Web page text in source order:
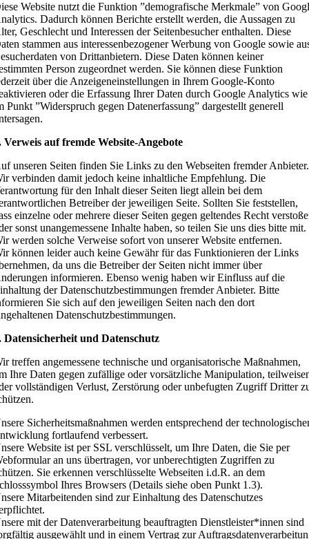
Website nutzt die Funktion ”demografische Merkmale” von
Dadurch können Berichte erstellt werden, die Aussagen zu
Geschlecht und Interessen der Seitenbesucher enthalten. Diese
stammen aus interessenbezogener Werbung von Google sowie
von Drittanbietern. Diese Daten können keiner
Person zugeordnet werden. Sie können diese Funktion
über die Anzeigeneinstellungen in Ihrem Google-Konto
oder die Erfassung Ihrer Daten durch Google Analytics wie
Punkt ”Widerspruch gegen Datenerfassung” dargestellt generell
Verweis auf fremde Website-Angebote
unseren Seiten finden Sie Links zu den Webseiten fremder Anbieter.
verbinden damit jedoch keine inhaltliche Empfehlung. Die
für den Inhalt dieser Seiten liegt allein bei dem
Betreiber der jeweiligen Seite. Sollten Sie feststellen,
einzelne oder mehrere dieser Seiten gegen geltendes Recht
sonst unangemessene Inhalte haben, so teilen Sie uns dies bitte mit.
werden solche Verweise sofort von unserer Website entfernen.
können leider auch keine Gewähr für das Funktionieren der Links
da uns die Betreiber der Seiten nicht immer über
informieren. Ebenso wenig haben wir Einfluss auf die
der Datenschutzbestimmungen fremder Anbieter. Bitte
Sie sich auf den jeweiligen Seiten nach den dort
Datenschutzbestimmungen.
Datensicherheit und Datenschutz
treffen angemessene technische und organisatorische Maßnahmen,
Ihre Daten gegen zufällige oder vorsätzliche Manipulation,
vollständigen Verlust, Zerstörung oder unbefugten Zugriff Dritter
Sicherheitsmaßnahmen werden entsprechend der
fortlaufend verbessert.
Website ist per SSL verschlüsselt, um Ihre Daten, die Sie per
an uns übertragen, vor unberechtigten Zugriffen zu
Sie erkennen verschlüsselte Webseiten i.d.R. an dem
Ihres Browsers (Details siehe oben Punkt 1.3).
Mitarbeitenden sind zur Einhaltung des Datenschutzes
mit der Datenverarbeitung beauftragten Dienstleister*innen sind
ausgewählt und in einem Vertrag zur